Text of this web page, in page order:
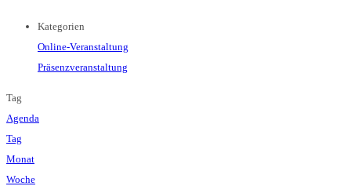
Kategorien
Online-Veranstaltung
Präsenzveranstaltung
Tag
Agenda
Tag
Monat
Woche